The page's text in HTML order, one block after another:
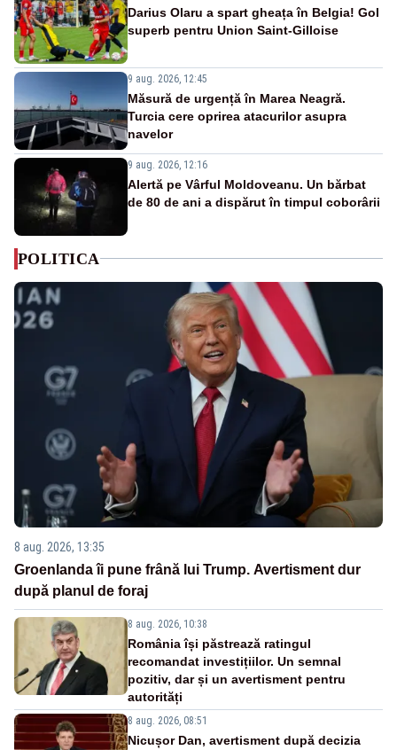
Darius Olaru a spart gheața în Belgia! Gol
superb pentru Union Saint-Gilloise
9 aug. 2026, 12:45
Măsură de urgență în Marea Neagră.
Turcia cere oprirea atacurilor asupra
navelor
9 aug. 2026, 12:16
Alertă pe Vârful Moldoveanu. Un bărbat
de 80 de ani a dispărut în timpul coborârii
POLITICA
8 aug. 2026, 13:35
Groenlanda îi pune frână lui Trump. Avertisment dur
după planul de foraj
8 aug. 2026, 10:38
România își păstrează ratingul
recomandat investițiilor. Un semnal
pozitiv, dar și un avertisment pentru
autorități
8 aug. 2026, 08:51
Nicușor Dan, avertisment după decizia